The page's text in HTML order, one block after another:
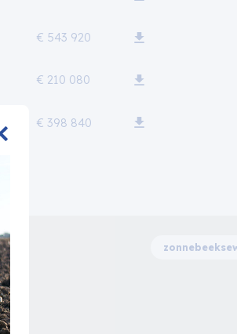
€ 543 920
€ 210 080
€ 398 840